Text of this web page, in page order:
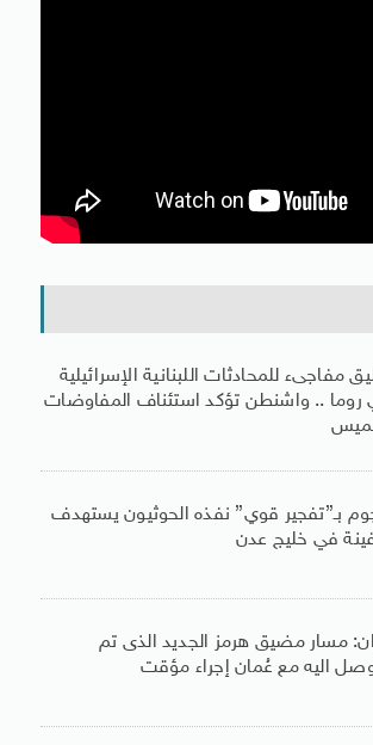
مفاجىء للمحادثات اللبنانية الإسرائيلية
روما .. واشنطن تؤكد استئناف المفاوضات
بـ”تفجير قوي” نفذه الحوثيون يستهدف
في خليج عدن
مسار مضيق هرمز الجديد الذى تم
اليه مع عُمان إجراء مؤقت